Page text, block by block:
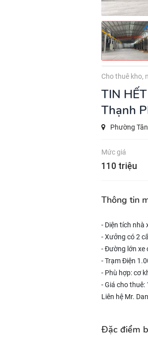
Cho thuê kho,
TIN
Thạnh
Phường
Mức giá
110 triệu
Thông tin
- Diện tích nhà
- Xưởng có 2
- Đường lớn xe
- Trạm Điện
- Phù hợp: cơ
- Giá cho
Liên hệ Mr.
Đặc điểm